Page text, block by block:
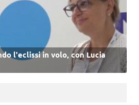
l'eclissi in volo, con Lucia